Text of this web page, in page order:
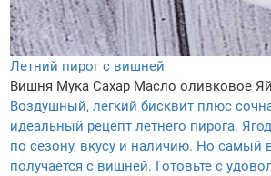
Летний пирог с вишней
Вишня Мука Сахар Масло оливковое
Воздушный, легкий бисквит плюс
идеальный рецепт летнего пирога.
по сезону, вкусу и наличию. Но самый
получается с вишней. Готовьте с